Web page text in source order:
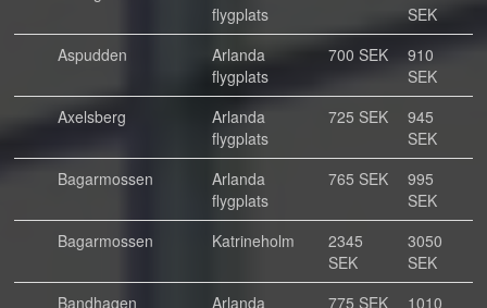
flygplats
SEK
Aspudden
Arlanda
flygplats
700 SEK
910
SEK
Axelsberg
Arlanda
flygplats
725 SEK
945
SEK
Bagarmossen
Arlanda
flygplats
765 SEK
995
SEK
Bagarmossen
Katrineholm
2345
SEK
3050
SEK
Bandhagen
Arlanda 775 SEK 1010